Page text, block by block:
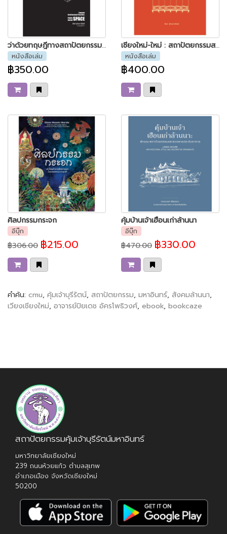
ว่าด้วยทฤษฎีทางสถาปัตยกรรม พื้นที่สาธารณะและพื้นที่ทางสังคม พิมพ์ครั้งที่ 2
หนังสือเล่ม
฿350.00
เชียงใหม่-ใหม่ : สถาปัตยกรรมสมัยใหม่แห่งเมืองเชียงใหม่ ระหว่างปี พ.ศ. 2427-2518
หนังสือเล่ม
฿400.00
ศิลปกรรมกระจก
อีบุ๊ก
฿306.00 ฿215.00
คุ้มบ้านเจ้าเฮือนเก่าล้านนา
อีบุ๊ก
฿470.00 ฿330.00
คำค้น: cmu, คุ้มเจ้าบุรีรัตน์, สถาปัตยกรรม, มหาอินทร์, สังคมล้านนา,
เวียงเชียงใหม่, อาจารย์ปิยเดช อัครโพธิวงศ์, ebook, bookcaze
สถาปัตยกรรมคุ้มเจ้าบุรีรัตน์มหาอินทร์
มหาวิทยาลัยเชียงใหม่
239 ถนนห้วยแก้ว ตำบลสุเทพ
อำเภอเมือง จังหวัดเชียงใหม่
50200